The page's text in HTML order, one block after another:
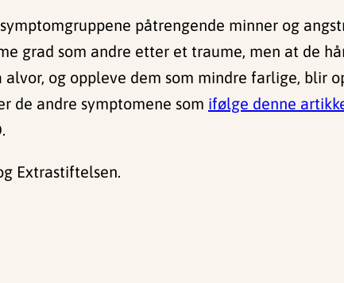
påtrengende minner og
grad som andre etter et traume, men at de
og oppleve dem som mindre farlige, blir
de andre symptomene som ifølge denne
Extrastiftelsen.